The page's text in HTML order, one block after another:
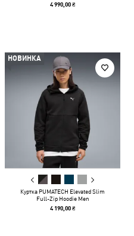
4 990,00 ₴
НОВИНКА
Куртка PUMATECH Elevated Slim
Full-Zip Hoodie Men
4 190,00 ₴